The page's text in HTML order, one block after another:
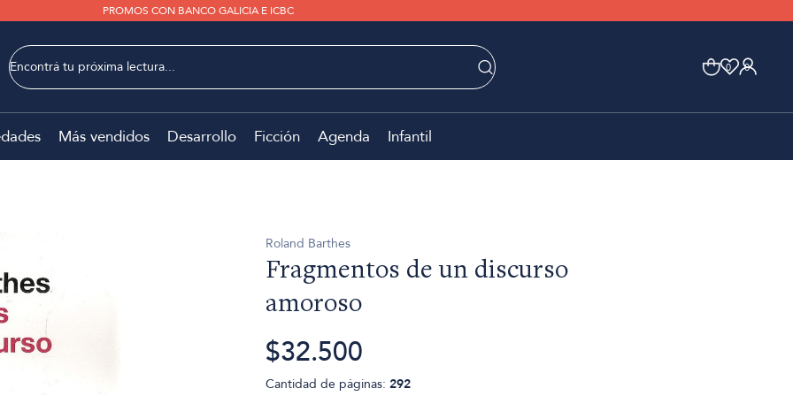
PROMOS CON BANCO GALICIA E ICBC
0 0
Más vendidos Desarrollo Ficción Agenda Infantil
Roland Barthes
Fragmentos de un discurso
amoroso
$32.500
Cantidad de páginas: 292